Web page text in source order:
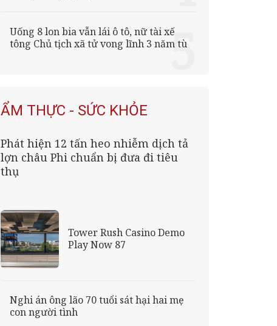
Uống 8 lon bia vẫn lái ô tô, nữ tài xế
tông Chủ tịch xã tử vong lĩnh 3 năm tù
ẨM THỰC - SỨC KHỎE
Phát hiện 12 tấn heo nhiễm dịch tả
lợn châu Phi chuẩn bị đưa đi tiêu
thụ
Tower Rush Casino Demo
Play Now 87
Nghi án ông lão 70 tuổi sát hại hai mẹ
con người tình